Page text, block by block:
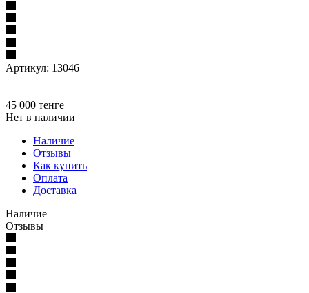
Артикул: 13046
45 000 тенге
Нет в наличии
Наличие
Отзывы
Как купить
Оплата
Доставка
Наличие
Отзывы